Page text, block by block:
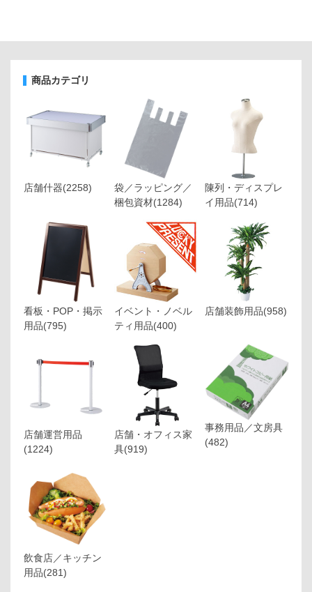
商品カテゴリ
店舗什器(2258)
袋／ラッピング／
梱包資材(1284)
陳列・ディスプレ
イ用品(714)
看板・POP・掲示
用品(795)
イベント・ノベル
ティ用品(400)
店舗装飾用品(958)
店舗運営用品
(1224)
店舗・オフィス家
具(919)
事務用品／文房具
(482)
飲食店／キッチン
用品(281)